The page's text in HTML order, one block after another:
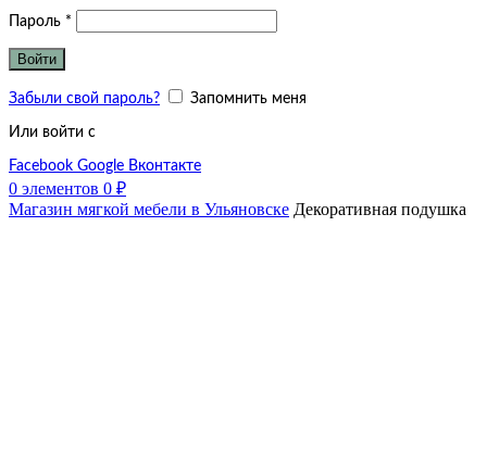
Пароль *
Войти
Забыли свой пароль? Запомнить меня
Или войти с
Facebook Google Вконтакте
0 элементов 0 ₽
Магазин мягкой мебели в Ульяновске Декоративная подушка